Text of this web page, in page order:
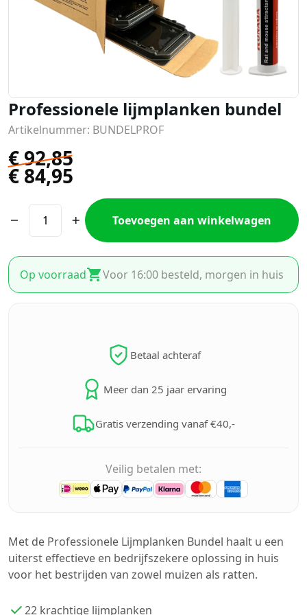
Professionele lijmplanken bundel
Artikelnummer: BUNDELPROF
€92,85
€ 84,95
Toevoegen aan winkelwagen
Op voorraad Voor 16:00 besteld, morgen in huis
Betaal achteraf
Meer dan 25 jaar ervaring
Gratis verzending vanaf €40,-
Veilig betalen met:
Met de Professionele Lijmplanken Bundel haalt u een
uiterst effectieve en bedrijfszekere oplossing in huis
voor het bestrijden van zowel muizen als ratten.
22 krachtige lijmplanken